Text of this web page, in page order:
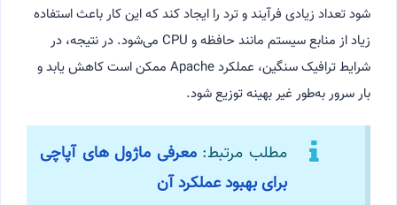
شود تعداد زیادی فرآیند و ترد را ایجاد کند که این کار باعث استفاده
زیاد از منابع سیستم مانند حافظه و CPU می‌شود. در نتیجه، در
شرایط ترافیک سنگین، عملکرد Apache ممکن است کاهش یابد و
بار سرور به‌طور غیر بهینه توزیع شود.
مطلب مرتبط:معرفی ماژول های آپاچی
برای بهبود عملکرد آن